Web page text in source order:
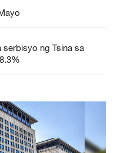
ng Tsina sa